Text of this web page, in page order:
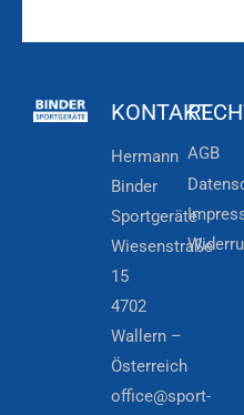
KONTAKT
Hermann
Binder
Sportgeräte
Wiesenstraße
15
4702
Wallern –
Österreich
office@sport-
AGB